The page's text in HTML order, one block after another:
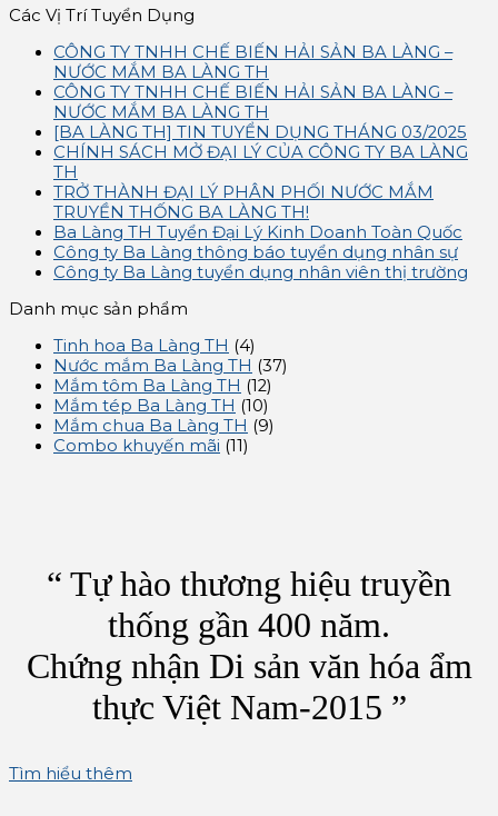
Các Vị Trí Tuyển Dụng
CÔNG TY TNHH CHẾ BIẾN HẢI SẢN BA LÀNG –
NƯỚC MẮM BA LÀNG TH
CÔNG TY TNHH CHẾ BIẾN HẢI SẢN BA LÀNG –
NƯỚC MẮM BA LÀNG TH
[BA LÀNG TH] TIN TUYỂN DỤNG THÁNG 03/2025
CHÍNH SÁCH MỞ ĐẠI LÝ CỦA CÔNG TY BA LÀNG
TH
TRỞ THÀNH ĐẠI LÝ PHÂN PHỐI NƯỚC MẮM
TRUYỀN THỐNG BA LÀNG TH!
Ba Làng TH Tuyển Đại Lý Kinh Doanh Toàn Quốc
Công ty Ba Làng thông báo tuyển dụng nhân sự
Công ty Ba Làng tuyển dụng nhân viên thị trường
Danh mục sản phẩm
Tinh hoa Ba Làng TH (4)
Nước mắm Ba Làng TH (37)
Mắm tôm Ba Làng TH (12)
Mắm tép Ba Làng TH (10)
Mắm chua Ba Làng TH (9)
Combo khuyến mãi (11)
“ Tự hào thương hiệu truyền
thống gần 400 năm.
Chứng nhận Di sản văn hóa ẩm
thực Việt Nam-2015 ”
Tìm hiểu thêm